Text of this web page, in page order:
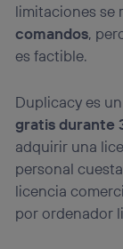
limitaciones se
comandos,
es factible.
Duplicacy es
gratis durante
adquirir una
personal
licencia
por ordenador